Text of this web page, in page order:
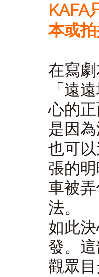
KAFA
本或
在寫
「遠
心的
是因
也可
張的
車被
法。
如此
發。
觀眾